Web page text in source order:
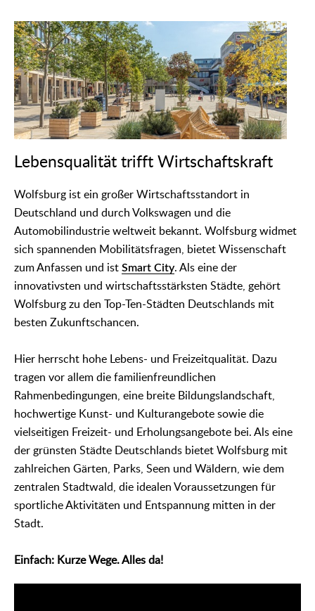
Lebensqualität trifft Wirtschaftskraft
Wolfsburg ist ein großer Wirtschaftsstandort in
Deutschland und durch Volkswagen und die
Automobilindustrie weltweit bekannt. Wolfsburg widmet
sich spannenden Mobilitätsfragen, bietet Wissenschaft
zum Anfassen und ist Smart City. Als eine der
innovativsten und wirtschaftsstärksten Städte, gehört
Wolfsburg zu den Top-Ten-Städten Deutschlands mit
besten Zukunftschancen.
Hier herrscht hohe Lebens- und Freizeitqualität. Dazu
tragen vor allem die familienfreundlichen
Rahmenbedingungen, eine breite Bildungslandschaft,
hochwertige Kunst- und Kulturangebote sowie die
vielseitigen Freizeit- und Erholungsangebote bei. Als eine
der grünsten Städte Deutschlands bietet Wolfsburg mit
zahlreichen Gärten, Parks, Seen und Wäldern, wie dem
zentralen Stadtwald, die idealen Voraussetzungen für
sportliche Aktivitäten und Entspannung mitten in der
Stadt.
Einfach: Kurze Wege. Alles da!